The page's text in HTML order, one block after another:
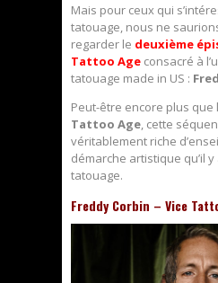
Mais pour ceux qui
tatouage, nous ne
regarder le deuxième
Tattoo Age consacré à
tatouage made in US :
Peut-être encore plus
Tattoo Age, cette
véritablement riche
démarche artistique qu’il
tatouage.
Freddy Corbin – Vice